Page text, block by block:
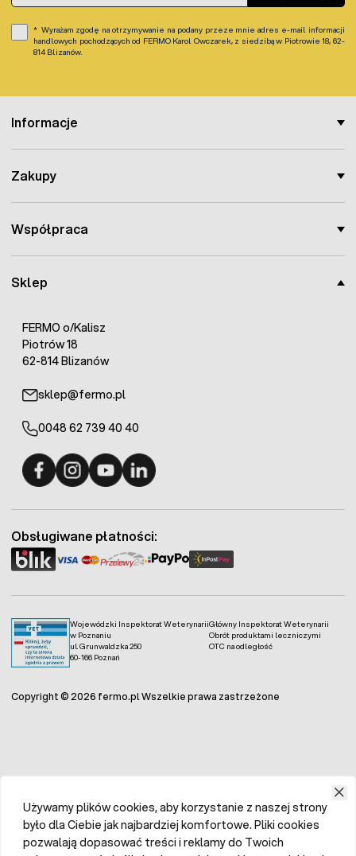
Sklep
FERMO o/Kalisz
Piotrów 18
62-814 Blizanów
sklep@fermo.pl
0048 62 739 40 40
Informacje
Zakupy
Współpraca
Wyrażam zgodę na otrzymywanie na podany przeze mnie adres e-mail informacji
handlowych pochodzących od FERMO Karol Owczarek, z siedzibą w Piotrowie 18, 62-
814 Blizanów.
Wojewódzki Inspektorat Weterynarii
w Poznaniu
ul. Grunwaldzka 250
60-166 Poznań
Główny Inspektorat Weterynarii
Obrót produktami leczniczymi
OTC na odległość
Obsługiwane płatności:
Copyright © 2026 fermo.pl Wszelkie prawa zastrzeżone
Używamy plików cookies, aby korzystanie z naszej strony
było dla Ciebie jak najbardziej komfortowe. Pliki cookies
pozwalają dopasować treści i reklamy do Twoich